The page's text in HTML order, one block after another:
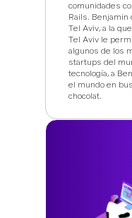
comunidades
Rails. Benjamin
Tel Aviv, a la
Tel Aviv le
algunos de los
startups del
tecnología, a
el mundo en
chocolat.